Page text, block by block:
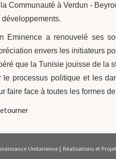
Communauté à Verdun -
développements.
Eminence a renouvelé ses
envers les initiateurs
que la Tunisie jouisse de la
le processus politique et les
faire face à toutes les formes
Unitarienne | Réalisations et